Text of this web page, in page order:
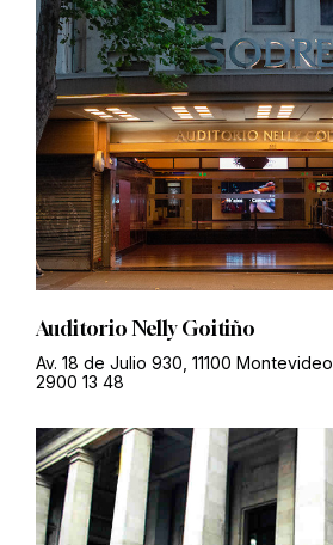
Auditorio Nelly Goitiño
Av. 18 de Julio 930, 11100 Montevideo
2900 13 48